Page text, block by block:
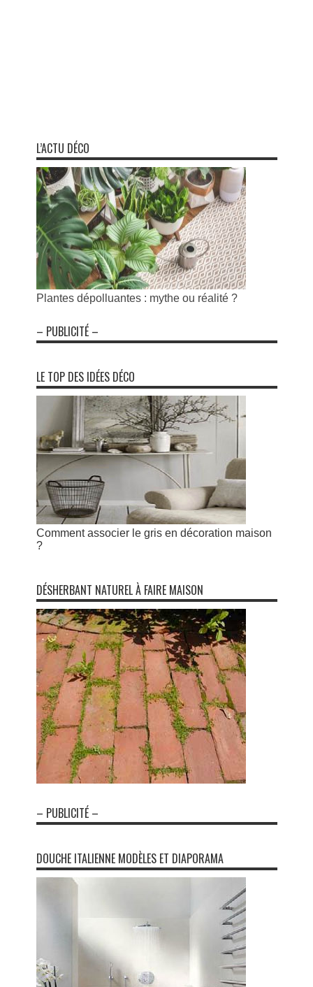
L’ACTU DÉCO
Plantes dépolluantes : mythe ou réalité ?
– PUBLICITÉ –
LE TOP DES IDÉES DÉCO
Comment associer le gris en décoration maison
?
DÉSHERBANT NATUREL À FAIRE MAISON
– PUBLICITÉ –
DOUCHE ITALIENNE MODÈLES ET DIAPORAMA